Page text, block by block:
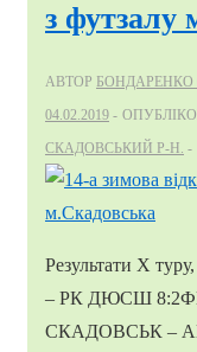
з футзалу
АВТОР БОНДАРЕНКО
04.02.2019
СКАДОВСЬКИЙ Р-Н.
Результати Х
– РК ДЮСШ
СКАДОВСЬК –